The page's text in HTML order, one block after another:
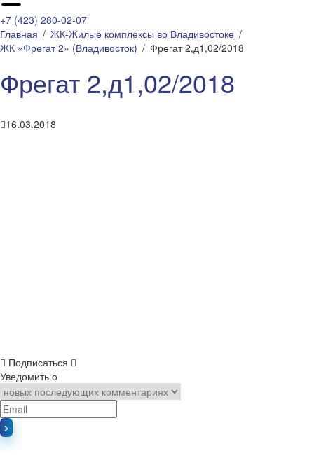
+7 (423) 280-02-07
Главная
ЖК-Жилые комплексы во Владивостоке
ЖК «Фрегат 2» (Владивосток)
Фрегат 2,д1,02/2018
Фрегат 2,д1,02/2018
16.03.2018
Подписаться
Уведомить о